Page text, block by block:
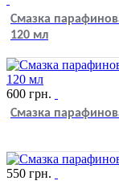
Смазка
120 мл
600 грн.
Смазка
550 грн.